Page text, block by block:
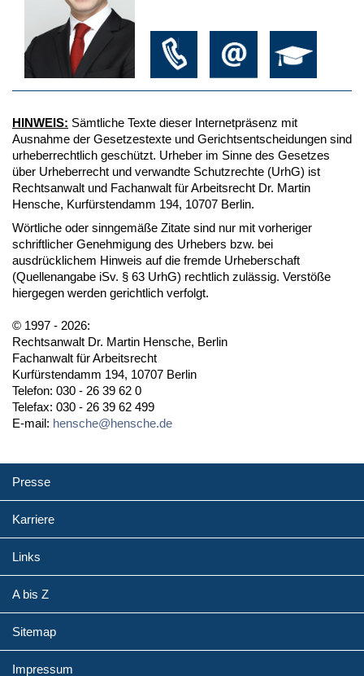
HINWEIS: Sämtliche Texte dieser Internetpräsenz mit
Ausnahme der Gesetzestexte und Gerichtsentscheidungen sind
urheberrechtlich geschützt. Urheber im Sinne des Gesetzes
über Urheberrecht und verwandte Schutzrechte (UrhG) ist
Rechtsanwalt und Fachanwalt für Arbeitsrecht Dr. Martin
Hensche, Kurfürstendamm 194, 10707 Berlin.
Wörtliche oder sinngemäße Zitate sind nur mit vorheriger
schriftlicher Genehmigung des Urhebers bzw. bei
ausdrücklichem Hinweis auf die fremde Urheberschaft
(Quellenangabe iSv. § 63 UrhG) rechtlich zulässig. Verstöße
hiergegen werden gerichtlich verfolgt.
© 1997 - 2026:
Rechtsanwalt Dr. Martin Hensche, Berlin
Fachanwalt für Arbeitsrecht
Kurfürstendamm 194, 10707 Berlin
Telefon: 030 - 26 39 62 0
Telefax: 030 - 26 39 62 499
E-mail: hensche@hensche.de
Presse
Karriere
Links
A bis Z
Sitemap
Impressum